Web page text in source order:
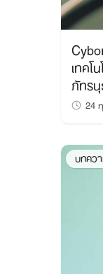
เทคโ
ภัทร
24
บทคว